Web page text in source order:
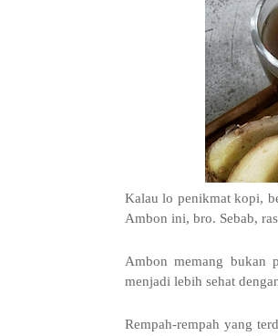
Kalau lo penikmat kopi,
Ambon ini, bro. Sebab,
Ambon memang bukan
menjadi lebih sehat
Rempah-rempah yang